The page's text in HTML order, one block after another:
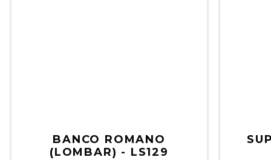
BANCO ROMANO
(LOMBAR) - LS129